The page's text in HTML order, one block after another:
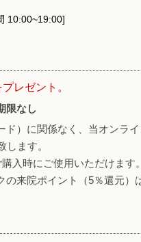
10:00~19:00]
レゼント。
限なし
ド）に関係なく、当オンラ
ます。
入時にご使用いただけます。
来院ポイント（5％還元）